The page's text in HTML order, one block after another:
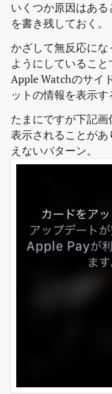
いくつか原因はあ
を書き残しておく。
かざして無反応に
ようにしていること
Apple Watchのサイ
ットの情報を表示す
たまにですが下記
表示されることが
えないパターン。